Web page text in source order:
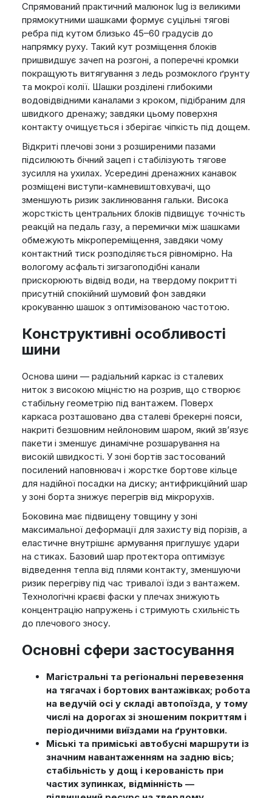
Спрямований практичний малюнок lug із великими
прямокутними шашками формує суцільні тягові
ребра під кутом близько 45–60 градусів до
напрямку руху. Такий кут розміщення блоків
пришвидшує зачеп на розгоні, а поперечні кромки
покращують витягування з ледь розмоклого ґрунту
та мокрої колії. Шашки розділені глибокими
водовідвідними каналами з кроком, підібраним для
швидкого дренажу; завдяки цьому поверхня
контакту очищується і зберігає чіпкість під дощем.
Відкриті плечові зони з розширеними пазами
підсилюють бічний зацеп і стабілізують тягове
зусилля на ухилах. Усередині дренажних канавок
розміщені виступи-камневиштовхувачі, що
зменшують ризик заклинювання гальки. Висока
жорсткість центральних блоків підвищує точність
реакцій на педаль газу, а перемички між шашками
обмежують мікропереміщення, завдяки чому
контактний тиск розподіляється рівномірно. На
вологому асфальті зигзагоподібні канали
прискорюють відвід води, на твердому покритті
присутній спокійний шумовий фон завдяки
крокуванню шашок з оптимізованою частотою.
Конструктивні особливості
шини
Основа шини — радіальний каркас із сталевих
ниток з високою міцністю на розрив, що створює
стабільну геометрію під вантажем. Поверх
каркаса розташовано два сталеві брекерні пояси,
накриті безшовним нейлоновим шаром, який зв’язує
пакети і зменшує динамічне розшарування на
високій швидкості. У зоні бортів застосований
посилений наповнювач і жорстке бортове кільце
для надійної посадки на диску; антифрикційний шар
у зоні борта знижує перегрів від мікрорухів.
Боковина має підвищену товщину у зоні
максимальної деформації для захисту від порізів, а
еластичне внутрішнє армування приглушує удари
на стиках. Базовий шар протектора оптимізує
відведення тепла від плями контакту, зменшуючи
ризик перегріву під час тривалої їзди з вантажем.
Технологічні краєві фаски у плечах знижують
концентрацію напружень і стримують схильність
до плечового зносу.
Основні сфери застосування
Магістральні та регіональні перевезення
на тягачах і бортових вантажівках; робота
на ведучій осі у складі автопоїзда, у тому
числі на дорогах зі зношеним покриттям і
періодичними виїздами на ґрунтовки.
Міські та приміські автобусні маршрути із
значним навантаженням на задню вісь;
стабільність у дощ і керованість при
частих зупинках, відмінність —